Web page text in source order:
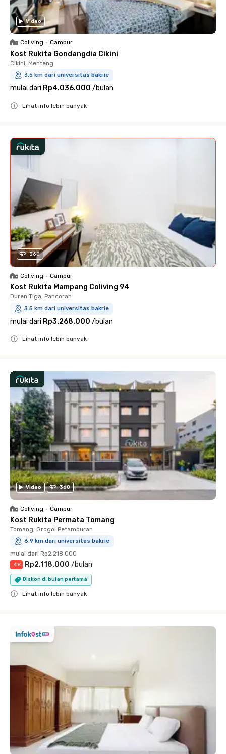
Video
Coliving • Campur
Kost Rukita Gondangdia Cikini
Cikini, Menteng
3.5 km dari universitas bakrie
mulai dari Rp4.036.000 /bulan
Lihat info lebih banyak
360
Coliving • Campur
Kost Rukita Mampang Coliving 94
Duren Tiga, Pancoran
3.5 km dari universitas bakrie
mulai dari Rp3.268.000 /bulan
Lihat info lebih banyak
Video 360
Coliving • Campur
Kost Rukita Permata Tomang
Tomang, Grogol Petamburan
6.9 km dari universitas bakrie
mulai dari Rp2.218.000
-4% Rp2.118.000 /bulan
Diskon di bulan pertama
Lihat info lebih banyak